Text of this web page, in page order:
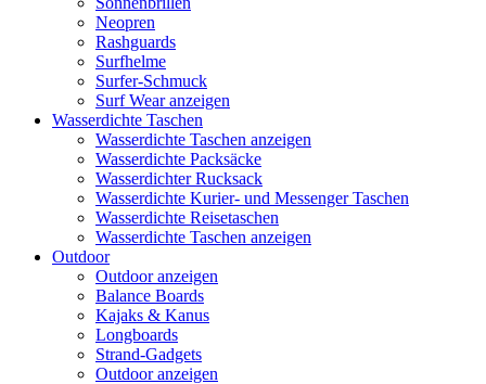
Neopren
Rashguards
Surfhelme
Surfer-Schmuck
Surf Wear anzeigen
Wasserdichte Taschen
Wasserdichte Taschen anzeigen
Wasserdichte Packsäcke
Wasserdichter Rucksack
Wasserdichte Kurier- und Messenger Taschen
Wasserdichte Reisetaschen
Wasserdichte Taschen anzeigen
Outdoor
Outdoor anzeigen
Balance Boards
Kajaks & Kanus
Longboards
Strand-Gadgets
Outdoor anzeigen